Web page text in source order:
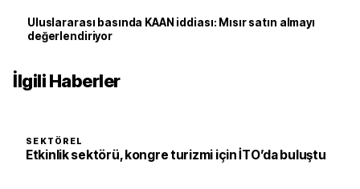
Uluslararası basında KAAN iddiası: Mısır satın almayı
değerlendiriyor
İlgili Haberler
SEKTÖREL
Etkinlik sektörü, kongre turizmi için İTO’da buluştu